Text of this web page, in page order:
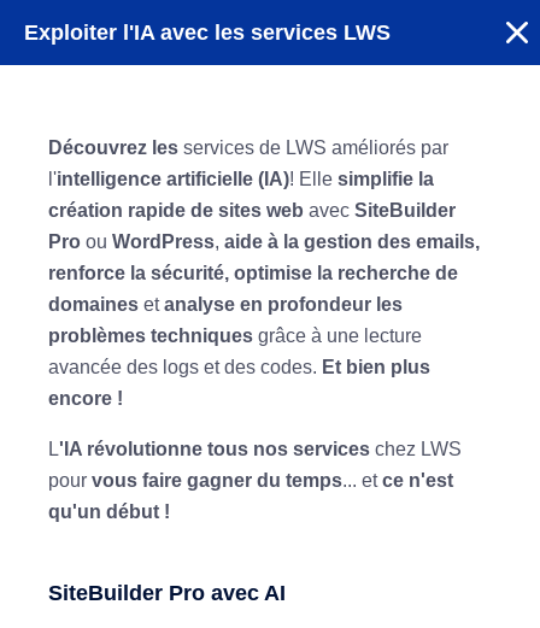
Exploiter l'IA avec les services LWS
Découvrez les services de LWS améliorés par
l'intelligence artificielle (IA)! Elle simplifie la
création rapide de sites web avec SiteBuilder
Pro ou WordPress, aide à la gestion des emails,
renforce la sécurité, optimise la recherche de
domaines etanalyse en profondeur les
problèmes techniques grâce à une lecture
avancée des logs et des codes. Et bien plus
encore !
L'IA révolutionne tous nos services chez LWS
pour vous faire gagner du temps... etce n'est
qu'un début !
SiteBuilder Pro avec AI